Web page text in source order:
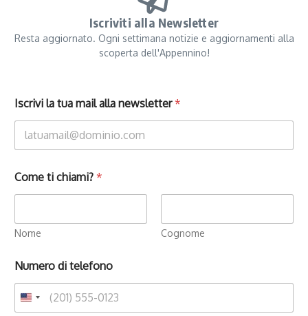
Iscriviti alla Newsletter
Resta aggiornato. Ogni settimana notizie e aggiornamenti alla
scoperta dell'Appennino!
Iscrivi la tua mail alla newsletter*
Come ti chiami? *
Nome Cognome
Numero di telefono